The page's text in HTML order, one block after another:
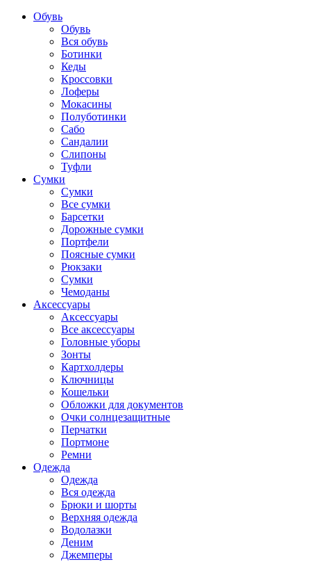
Обувь
Обувь
Вся обувь
Ботинки
Кеды
Кроссовки
Лоферы
Мокасины
Полуботинки
Сабо
Сандалии
Слипоны
Туфли
Сумки
Сумки
Все сумки
Барсетки
Дорожные сумки
Портфели
Поясные сумки
Рюкзаки
Сумки
Чемоданы
Аксессуары
Аксессуары
Все аксессуары
Головные уборы
Зонты
Картхолдеры
Ключницы
Кошельки
Обложки для документов
Очки солнцезащитные
Перчатки
Портмоне
Ремни
Одежда
Одежда
Вся одежда
Брюки и шорты
Верхняя одежда
Водолазки
Деним
Джемперы